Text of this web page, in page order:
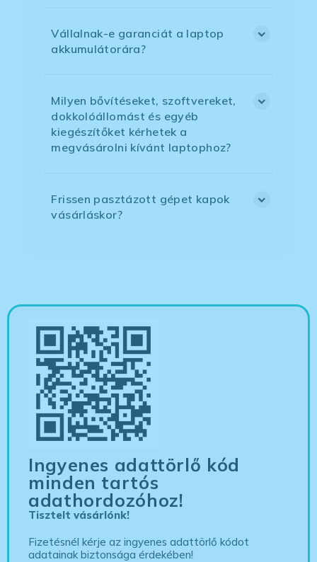
Vállalnak-e garanciát a laptop
akkumulátorára?
Milyen bővítéseket, szoftvereket,
dokkolóállomást és egyéb
kiegészítőket kérhetek a
megvásárolni kívánt laptophoz?
Frissen pasztázott gépet kapok
vásárláskor?
Ingyenes adattörlő kód
minden tartós
adathordozóhoz!
Tisztelt vásárlónk!
Fizetésnél kérje az ingyenes adattörlő kódot
adatainak biztonsága érdekében!